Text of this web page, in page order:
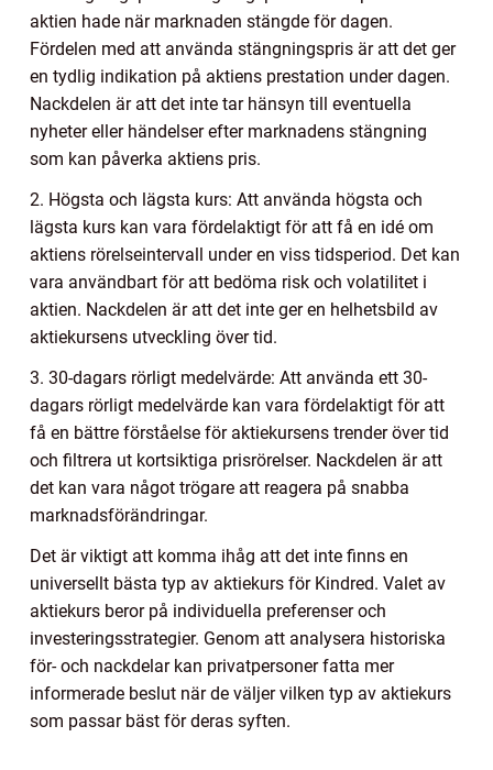
aktien hade när marknaden stängde för dagen.
Fördelen med att använda stängningspris är att det ger
en tydlig indikation på aktiens prestation under dagen.
Nackdelen är att det inte tar hänsyn till eventuella
nyheter eller händelser efter marknadens stängning
som kan påverka aktiens pris.
2. Högsta och lägsta kurs: Att använda högsta och
lägsta kurs kan vara fördelaktigt för att få en idé om
aktiens rörelseintervall under en viss tidsperiod. Det kan
vara användbart för att bedöma risk och volatilitet i
aktien. Nackdelen är att det inte ger en helhetsbild av
aktiekursens utveckling över tid.
3. 30-dagars rörligt medelvärde: Att använda ett 30-
dagars rörligt medelvärde kan vara fördelaktigt för att
få en bättre förståelse för aktiekursens trender över tid
och filtrera ut kortsiktiga prisrörelser. Nackdelen är att
det kan vara något trögare att reagera på snabba
marknadsförändringar.
Det är viktigt att komma ihåg att det inte finns en
universellt bästa typ av aktiekurs för Kindred. Valet av
aktiekurs beror på individuella preferenser och
investeringsstrategier. Genom att analysera historiska
för- och nackdelar kan privatpersoner fatta mer
informerade beslut när de väljer vilken typ av aktiekurs
som passar bäst för deras syften.